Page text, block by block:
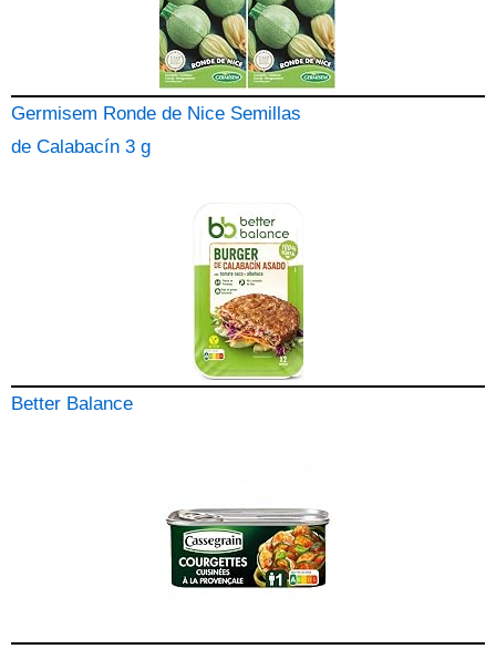
Germisem Ronde de Nice Semillas
de Calabacín 3 g
Better Balance